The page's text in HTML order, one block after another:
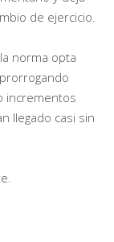
de ejercicio.
norma opta
incrementos
llegado casi sin